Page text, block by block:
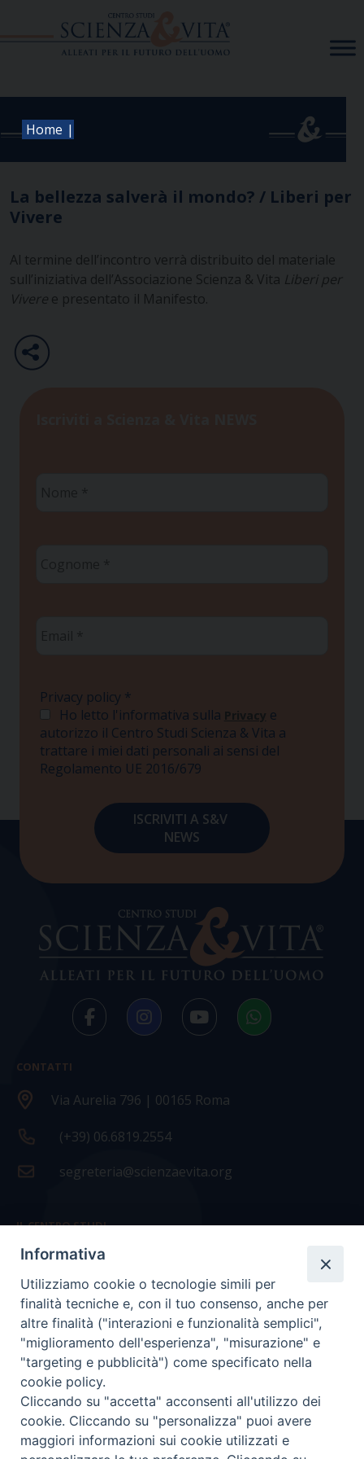
Home |
La bellezza salverà il mondo? / Liberi per
Vivere
Al termine dell’incontro verrà distribuito del materiale
sull’iniziativa dell’Associazione Scienza & Vita Liberi per
Vivere e presentato il Manifesto.
Privacy policy *
Ho letto l'informativa sulla Privacy e
autorizzo il Centro Studi Scienza & Vita a
trattare i miei dati personali ai sensi del
Regolamento UE 2016/679
CONTATTI
Via Aurelia 796 | 00165 Roma
(+39) 06.6819.2554
segreteria@scienzaevita.org
IL CENTRO STUDI
La nostra storia
Statuto
Presidenza e ufficio presidenza
Consiglio scientifico
Coordinamento nazionale
Informativa
Utilizziamo cookie o tecnologie simili per
finalità tecniche e, con il tuo consenso, anche per
altre finalità ("interazioni e funzionalità semplici",
"miglioramento dell'esperienza", "misurazione" e
"targeting e pubblicità") come specificato nella
cookie policy.
Cliccando su "accetta" acconsenti all'utilizzo dei
cookie. Cliccando su "personalizza" puoi avere
maggiori informazioni sui cookie utilizzati e